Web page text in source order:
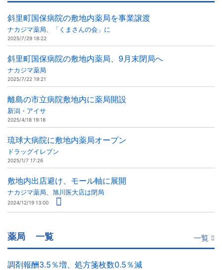
斜里町国保病院の敷地内薬局を事業譲渡
ナカジマ薬局、「くまさんの会」に
2025/7/29 18:22
斜里町国保病院の敷地内薬局、9月末閉局へ
ナカジマ薬局
2025/7/22 19:21
離島の市立病院敷地内に薬局開設
新潟・アイサ
2025/4/18 19:18
琉球大病院に敷地内薬局オープン
ドラッグイレブン
2025/1/7 17:26
敷地内出店避け、モール軸に展開
ナカジマ薬局、旭川医大店は閉局
2024/12/19 13:00
薬局 一覧 一覧
調剤報酬3.5％増、処方箋枚数0.5％減